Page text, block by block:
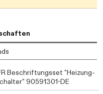
Beschriftungsset "Heizung-
90591301-DE